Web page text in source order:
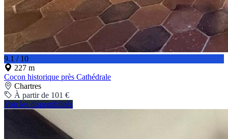
9.1 / 10
227 m
Cocon historique près Cathédrale
Chartres
À partir de 101 €
Voir les disponibilités